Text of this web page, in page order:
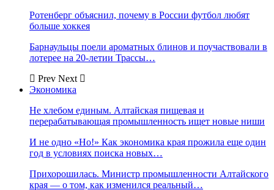
Ротенберг объяснил, почему в России футбол любят
больше хоккея
Барнаульцы поели ароматных блинов и поучаствовали в
лотерее на 20-летии Трассы…
Prev Next
Экономика
Не хлебом единым. Алтайская пищевая и
перерабатывающая промышленность ищет новые ниши
И не одно «Но!» Как экономика края прожила еще один
год в условиях поиска новых…
Прихорошилась. Министр промышленности Алтайского
края — о том, как изменился реальный…